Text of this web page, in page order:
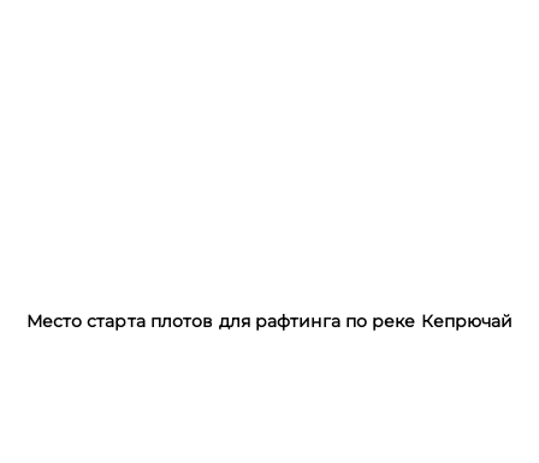
Место старта плотов для рафтинга по реке Кепрючай